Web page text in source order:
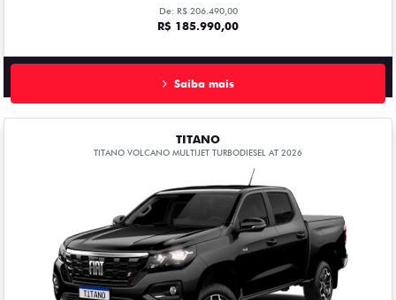
De: R$ 206.490,00
R$ 185.990,00
Saiba mais
TITANO
TITANO VOLCANO MULTIJET TURBODIESEL AT 2026